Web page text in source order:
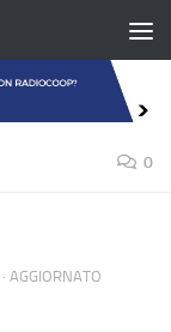
0
· AGGIORNATO